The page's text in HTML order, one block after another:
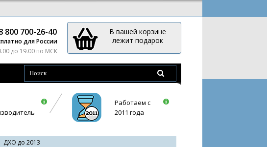
800 700-26-40
для России
до 19.00 по МСК
В вашей корзине
лежит подарок
Работаем с
2011 года
ДХО до 2013